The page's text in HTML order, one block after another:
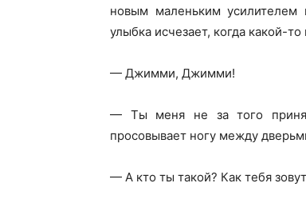
новым маленьким
улыбка исчезает, когда какой-
— Джимми, Джимми!
— Ты меня не за того
просовывает ногу между
— А кто ты такой? Как тебя